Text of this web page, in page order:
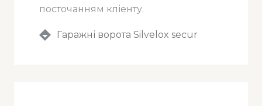
посточанням кліенту.
Гаражні ворота Silvelox secur